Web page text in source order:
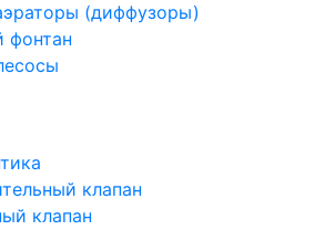
(диффузоры)
клапан
клапан